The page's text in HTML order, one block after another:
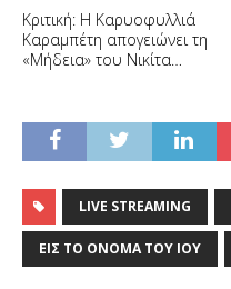
Κριτική: Η Καρυοφυλλιά
Καραμπέτη απογειώνει τη
«Μήδεια» του Νικίτα
LIVE STREAMING
ΕΙΣ ΤΟ ΌΝΟΜΑ ΤΟΥ ΙΟΎ